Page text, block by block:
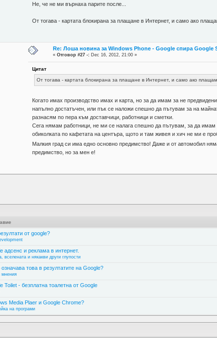
Не, че не ми върнаха парите после...
От тогава - картата блокирана за плащане в Интернет, и само ако
Re: Лоша новина за Windows Phone - Google спира Google
«Отговор #27 -: Dec 16, 2012, 21:00 »
Цитат
От тогава - картата блокирана за плащане в Интернет, и само ако
Когато имах производство имах и карта, но за да имам за не
напълно достатъчен, или пък се наложи спешно да пътувам за на
разнасям по пера към доставчици, работници и сметки.
Сега нямам работници, не ми се налага спешно да пътувам, за да имам
обиколката по кафетата на центъра, щото и там живея и хич не ми е
Малкия град си има едно основно предимство! Даже и от автомобил
предимство, но за мен е!
от google?
адсенс и реклама в интернет.
вселената и някакви други глупости
означава това в резултатите на Google?
мнения
Toilet - безплатна тоалетна от Google
Media Plaer и Google Chrome?
на програми